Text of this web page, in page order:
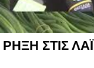
ΡΗΞΗ ΣΤΙΣ